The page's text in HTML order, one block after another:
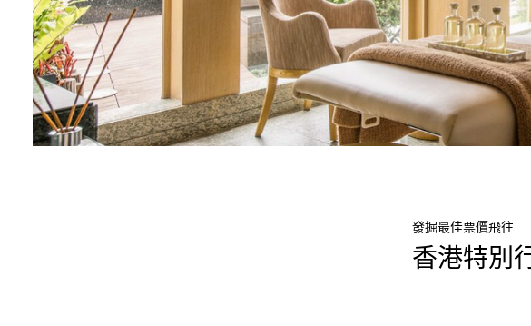
發掘最佳票價飛往
香港特別